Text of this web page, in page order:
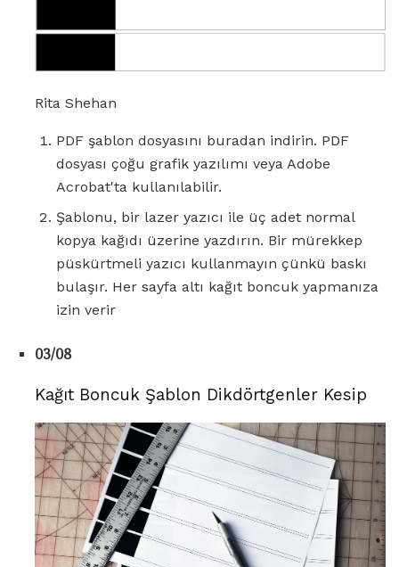
Rita Shehan
PDF şablon dosyasını buradan indirin. PDF
dosyası çoğu grafik yazılımı veya Adobe
Acrobat'ta kullanılabilir.
Şablonu, bir lazer yazıcı ile üç adet normal
kopya kağıdı üzerine yazdırın. Bir mürekkep
püskürtmeli yazıcı kullanmayın çünkü baskı
bulaşır. Her sayfa altı kağıt boncuk yapmanıza
izin verir
03/08
Kağıt Boncuk Şablon Dikdörtgenler Kesip